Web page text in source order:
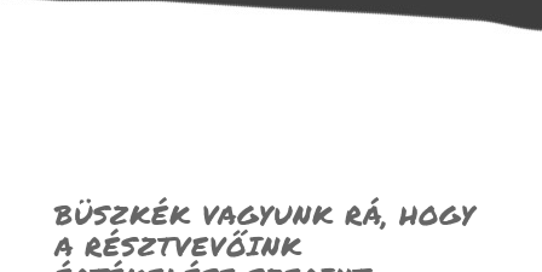
BÜSZKÉK VAGYUNK RÁ, HOGY
A RÉSZTVEVŐINK